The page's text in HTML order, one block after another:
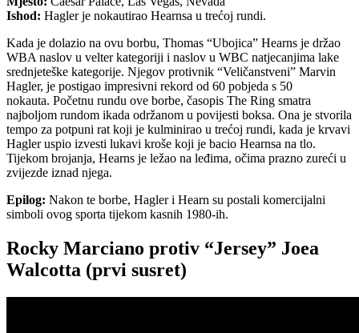
Ishod: Hagler je nokautirao Hearnsa u trećoj rundi.
Kada je dolazio na ovu borbu, Thomas “Ubojica” Hearns je držao
WBA naslov u velter kategoriji i naslov u WBC natjecanjima lake
srednjeteške kategorije. Njegov protivnik “Veličanstveni” Marvin
Hagler, je postigao impresivni rekord od 60 pobjeda s 50
nokauta. Početnu rundu ove borbe, časopis The Ring smatra
najboljom rundom ikada održanom u povijesti boksa. Ona je stvorila
tempo za potpuni rat koji je kulminirao u trećoj rundi, kada je krvavi
Hagler uspio izvesti lukavi kroše koji je bacio Hearnsa na tlo.
Tijekom brojanja, Hearns je ležao na leđima, očima prazno zureći u
zvijezde iznad njega.
Epilog: Nakon te borbe, Hagler i Hearn su postali komercijalni
simboli ovog sporta tijekom kasnih 1980-ih.
Rocky Marciano protiv “Jersey” Joea
Walcotta (prvi susret)